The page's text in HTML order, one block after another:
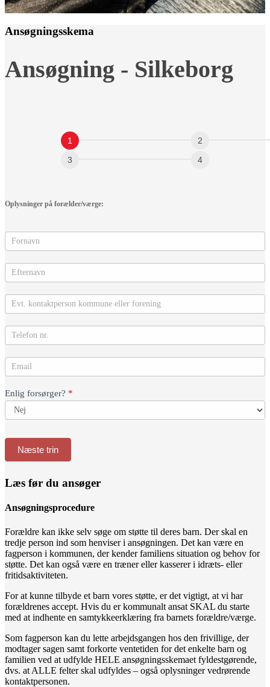
Ansøgningsskema
Silkeborg
Ansøgning - Silkeborg
Oplysninger på forælder/værge:
Enlig forsørger? *
Næste trin
Læs før du ansøger
Ansøgningsprocedure
Forældre kan ikke selv søge om støtte til deres barn. Der skal en
tredje person ind som henviser i ansøgningen. Det kan være en
fagperson i kommunen, der kender familiens situation og behov for
støtte. Det kan også være en træner eller kasserer i idræts- eller
fritidsaktiviteten.
For at kunne tilbyde et barn vores støtte, er det vigtigt, at vi har
forældrenes accept. Hvis du er kommunalt ansat SKAL du starte
med at indhente en samtykkeerklæring fra barnets forældre/værge.
Som fagperson kan du lette arbejdsgangen hos den frivillige, der
modtager sagen samt forkorte ventetiden for det enkelte barn og
familien ved at udfylde HELE ansøgningsskemaet fyldestgørende,
dvs. at ALLE felter skal udfyldes – også oplysninger vedrørende
kontaktpersonen.